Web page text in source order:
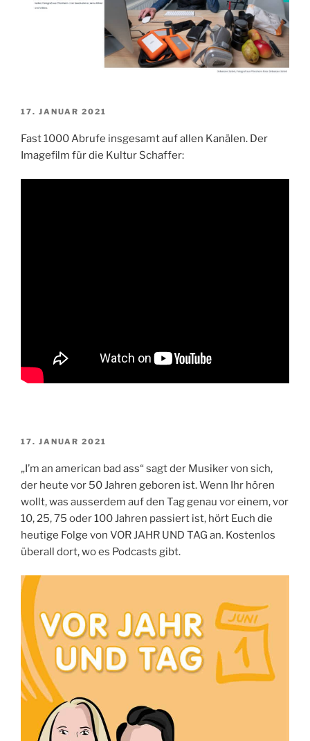
VERÖFFENTLICHT
17. JANUAR 2021
Fast 1000 Abrufe insgesamt auf allen Kanälen. Der
Imagefilm für die Kultur Schaffer:
VERÖFFENTLICHT
17. JANUAR 2021
„I’m an american bad ass“ sagt der Musiker von sich,
der heute vor 50 Jahren geboren ist. Wenn Ihr hören
wollt, was ausserdem auf den Tag genau vor einem, vor
10, 25, 75 oder 100 Jahren passiert ist, hört Euch die
heutige Folge von VOR JAHR UND TAG an. Kostenlos
überall dort, wo es Podcasts gibt.